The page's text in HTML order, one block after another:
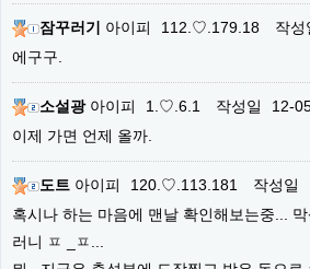
잠꾸러기 아이피 112.♡.179.18 작성
에구구.
소설광아이피 1.♡.6.1 작성일
12-
이제 가면 언제 올까.
도트 아이피 120.♡.113.181 작성일
혹시나 하는 마음에 맨날 확인해보는중...
러니 ㅍ _ㅍ...